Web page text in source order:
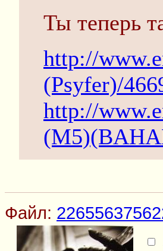
Ты теперь
http://
(Psyfer)/
http://
Файл: